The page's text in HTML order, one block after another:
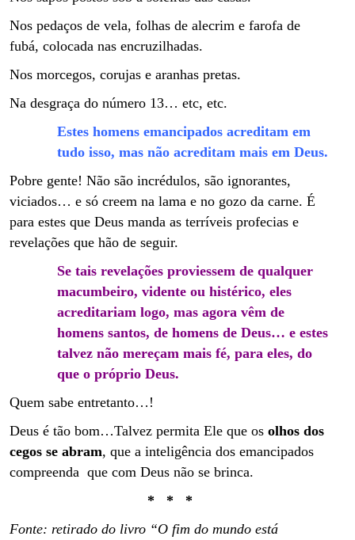
Nos pedaços de vela, folhas de alecrim e farofa de
fubá, colocada nas encruzilhadas.
Nos morcegos, corujas e aranhas pretas.
Na desgraça do número 13… etc, etc.
Estes homens emancipados acreditam em
tudo isso, mas não acreditam mais em Deus.
Pobre gente! Não são incrédulos, são ignorantes,
viciados… e só creem na lama e no gozo da carne. É
para estes que Deus manda as terríveis profecias e
revelações que hão de seguir.
Se tais revelações proviessem de qualquer
macumbeiro, vidente ou histérico, eles
acreditariam logo, mas agora vêm de
homens santos, de homens de Deus… e estes
talvez não mereçam mais fé, para eles, do
que o próprio Deus.
Quem sabe entretanto…!
Deus é tão bom…Talvez permita Ele que os olhos dos
cegos se abram, que a inteligência dos emancipados
compreenda que com Deus não se brinca.
* * *
Fonte: retirado do livro “O fim do mundo está